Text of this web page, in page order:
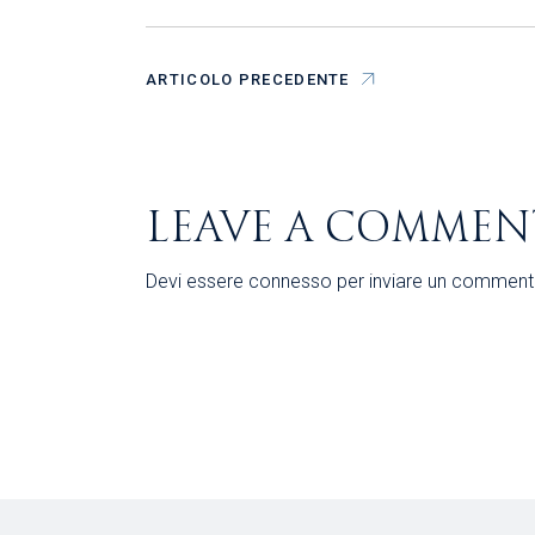
ARTICOLO PRECEDENTE
LEAVE A
Devi essere connesso per inviare un